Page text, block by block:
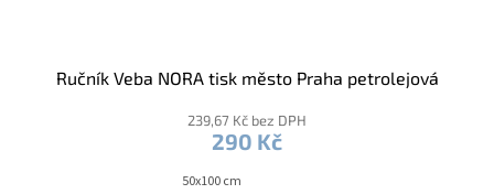
Ručník Veba NORA tisk město Praha petrolejová
239,67 Kč bez DPH
290 Kč
50x100 cm